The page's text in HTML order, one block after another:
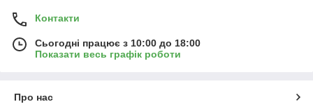
Контакти
Сьогодні працює з 10:00 до 18:00
Показати весь графік роботи
Про нас